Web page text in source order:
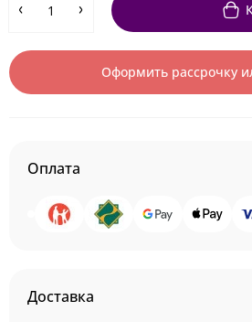
Оформить рассрочку
Оплата
Доставка